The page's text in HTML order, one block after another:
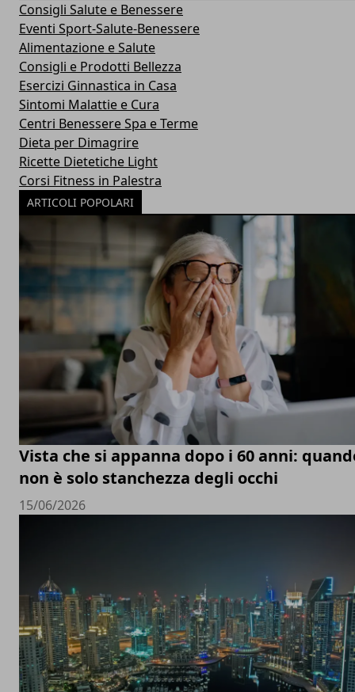
Consigli Salute e Benessere
Eventi Sport-Salute-Benessere
Alimentazione e Salute
Consigli e Prodotti Bellezza
Esercizi Ginnastica in Casa
Sintomi Malattie e Cura
Centri Benessere Spa e Terme
Dieta per Dimagrire
Ricette Dietetiche Light
Corsi Fitness in Palestra
ARTICOLI POPOLARI
Vista che si appanna dopo i 60 anni:
non è solo stanchezza degli occhi
15/06/2026